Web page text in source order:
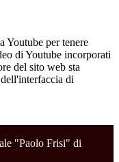
Youtube per tenere
di Youtube incorporati
del sito web sta
di
"Paolo Frisi" di